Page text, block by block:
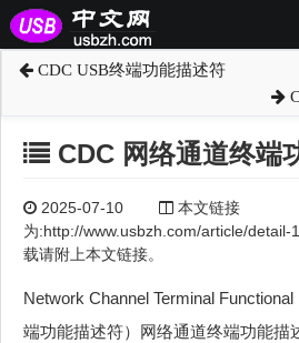
CDC USB终端功能描述符
CDC 网络通道终端
2025-07-10
本文链接
为:http://www.usbzh.com/article/detail-
载请附上本文链接。
Network Channel Terminal
端功能描述符）网络通道终端功能描